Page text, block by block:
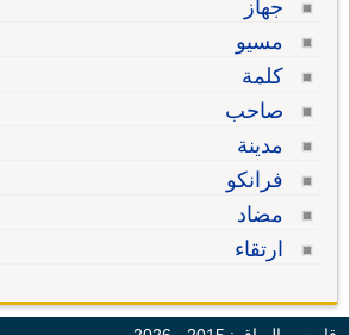
جهاز
مسيو
كلمة
صاحب
مدينة
فرانكو
مضاد
ارتقاء